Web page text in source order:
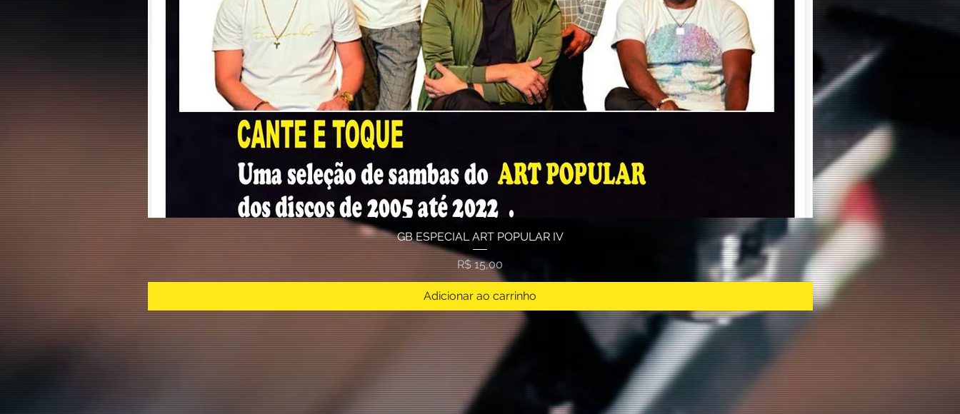
Visualização rápida
GB ESPECIAL ART POPULAR IV
Preço
R$ 15,00
Adicionar ao carrinho